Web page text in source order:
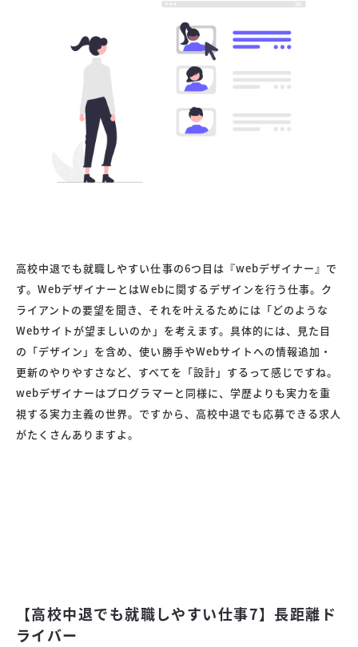
高校中退でも就職しやすい仕事の6つ目は『webデザイナー』で
す。WebデザイナーとはWebに関するデザインを行う仕事。ク
ライアントの要望を聞き、それを叶えるためには「どのような
Webサイトが望ましいのか」を考えます。具体的には、見た目
の「デザイン」を含め、使い勝手やWebサイトへの情報追加・
更新のやりやすさなど、すべてを「設計」するって感じですね。
webデザイナーはプログラマーと同様に、学歴よりも実力を重
視する実力主義の世界。ですから、高校中退でも応募できる求人
がたくさんありますよ。
【高校中退でも就職しやすい仕事7】長距離ド
ライバー